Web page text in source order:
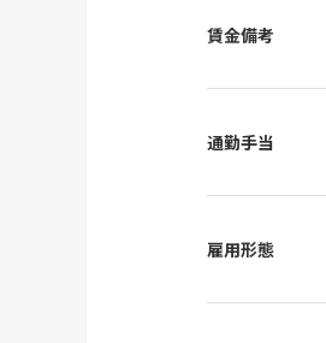
賃金備考
通勤手当
雇用形態